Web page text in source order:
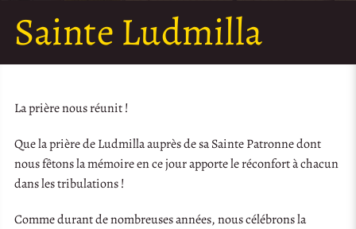
Sainte Ludmilla
La prière nous réunit !
Que la prière de Ludmilla auprès de sa Sainte Patronne dont
nous fêtons la mémoire en ce jour apporte le réconfort à chacun
dans les tribulations !
Comme durant de nombreuses années, nous célébrons la